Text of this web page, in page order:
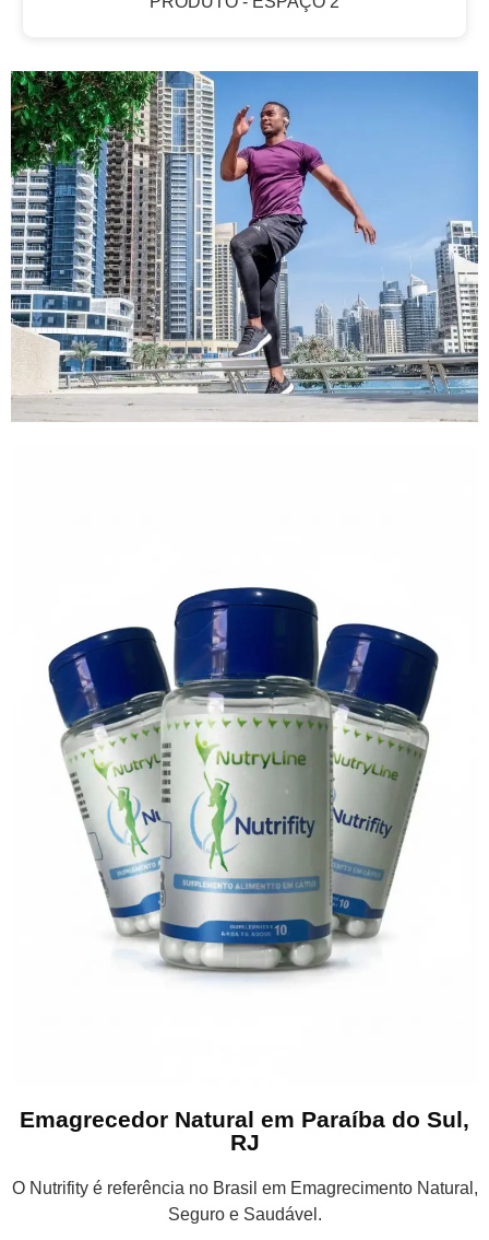
Emagrecedor Natural em Paraíba do Sul,
RJ
O Nutrifity é referência no Brasil em Emagrecimento Natural,
Seguro e Saudável.